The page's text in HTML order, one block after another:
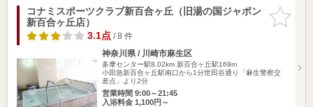
お気に入
りに追加
コナミスポーツクラブ新百合ヶ丘（旧湯の国ジャポン
新百合ヶ丘店）
3.1点/ 8 件
神奈川県 / 川崎市麻生区
多摩センター駅8.02km 新百合ヶ丘駅169m
小田急新百合ヶ丘駅南口から1分世田谷通り「麻生警察交
差点」より2分
営業時間 9:00～21:45
入浴料金 1,100円～